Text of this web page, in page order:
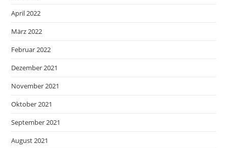
April 2022
März 2022
Februar 2022
Dezember 2021
November 2021
Oktober 2021
September 2021
August 2021